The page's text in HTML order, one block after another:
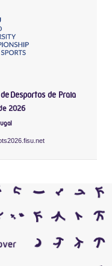
Desportos de Praia
2026